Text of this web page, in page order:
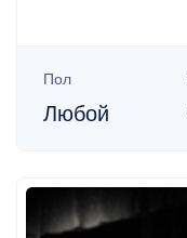
Пол
Любой